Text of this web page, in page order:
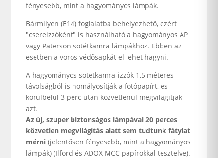
fényesebb, mint a hagyományos lámpák.
Bármilyen (E14) foglalatba behelyezhető, ezért
"csereizzóként" is használható a hagyományos AP
vagy Paterson sötétkamra-lámpákhoz. Ebben az
esetben a vörös védősapkát el lehet hagyni.
A hagyományos sötétkamra-izzók 1,5 méteres
távolságból is homályosítják a fotópapírt, és
körülbelül 3 perc után közvetlenül megvilágítják
azt.
Az új, szuper biztonságos lámpával 20 perces
közvetlen megvilágítás alatt sem tudtunk fátylat
mérni (jelentősen fényesebb, mint a hagyományos
lámpák) (Ilford és ADOX MCC papírokkal tesztelve).